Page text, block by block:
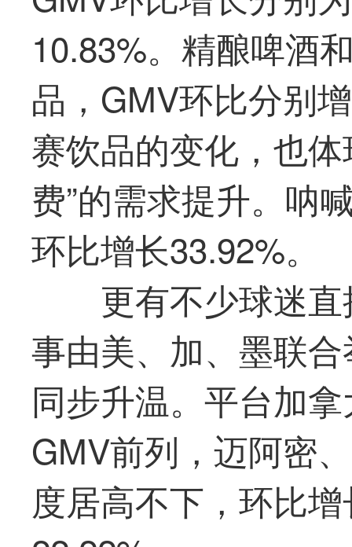
10.83%。精酿啤酒
品，GMV环比分别
赛饮品的变化，也
费”的需求提升。呐
环比增长33.92%。
更有不少球迷
事由美、加、墨联
同步升温。平台加
GMV前列，迈阿密
度居高不下，环比